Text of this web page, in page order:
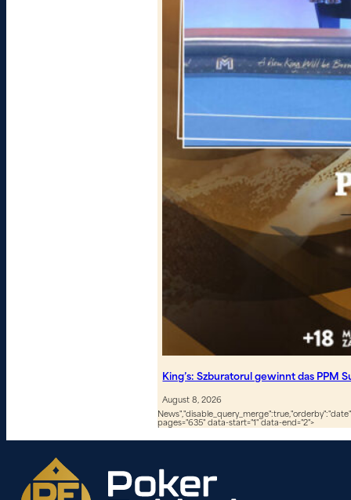
King’s: Szburatorul gewinnt das PPM
August 8, 2026
pages="635" data-start="1" data-end="2">